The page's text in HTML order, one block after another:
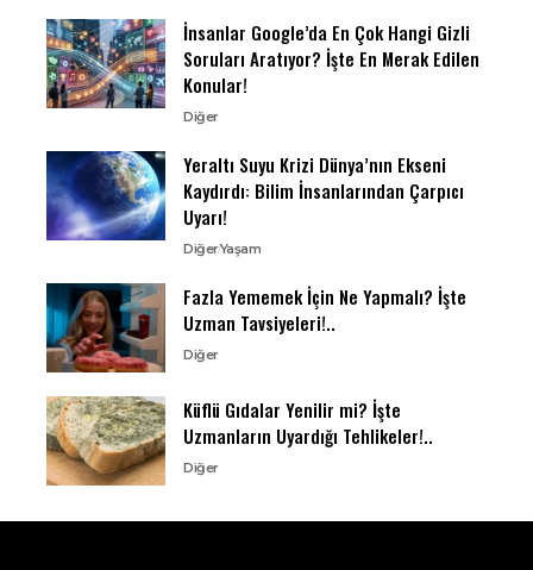
İnsanlar Google’da En Çok Hangi Gizli
Soruları Aratıyor? İşte En Merak Edilen
Konular!
Diğer
Yeraltı Suyu Krizi Dünya’nın Ekseni
Kaydırdı: Bilim İnsanlarından Çarpıcı
Uyarı!
DiğerYaşam
Fazla Yememek İçin Ne Yapmalı? İşte
Uzman Tavsiyeleri!..
Diğer
Küflü Gıdalar Yenilir mi? İşte
Uzmanların Uyardığı Tehlikeler!..
Diğer